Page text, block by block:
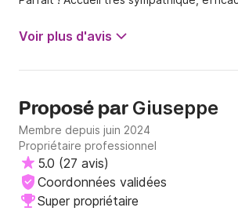
Voir plus d'avis
Proposé par Giuseppe
Membre depuis juin 2024
Propriétaire professionnel
5.0 (27 avis)
Coordonnées validées
Super propriétaire